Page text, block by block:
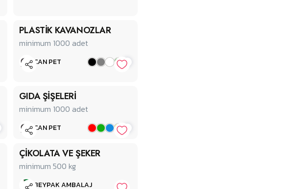
PLASTİK KAVANOZLAR
minimum 1000 adet
CAN PET +
GIDA ŞİŞELERİ
minimum 1000 adet
CAN PET +
ÇİKOLATA VE ŞEKER
minimum 500 kg
BEYPAK AMBALAJ